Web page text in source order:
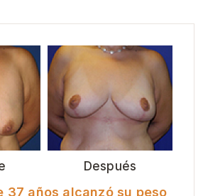
Después
37 años alcanzó su peso